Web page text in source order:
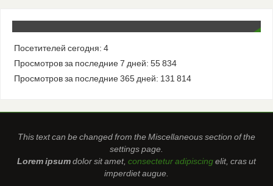
Посетителей сегодня: 4
Просмотров за последние 7 дней: 55 834
Просмотров за последние 365 дней: 131 814
This text can be changed from the Miscellaneous section of the
settings page.
Lorem ipsumdolor sit amet, consectetur adipiscingelit, cras ut
imperdiet augue.